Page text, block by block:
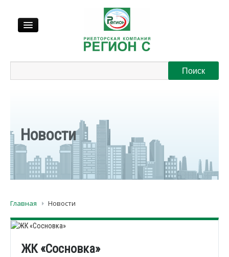
Регионы
Новости
Главная Новости
ЖК «Сосновка»